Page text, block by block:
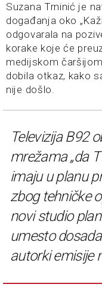
Suzana Trninić je
događanja oko
odgovarala na
korake koje će
medijskom
dobila otkaz, kako
nije došlo.
Televizija B92
mrežama „da
imaju u planu
zbog tehničke
novi studio
umesto
autorki emisije